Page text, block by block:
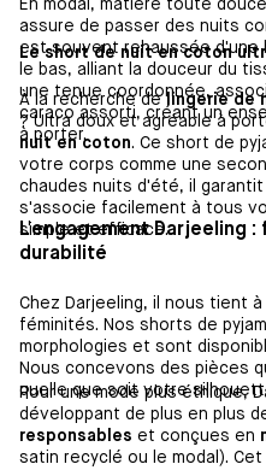
En modal, matière toute
assure de passer des nuits
est souvent rehaussée d'une
le bas, alliant la douceur du
une tenue coordonnée,
caraco assorti, créant un
à porter.
Le short de nuit en coton
À la recherche delingerie de
? Ultra doux et agréable à
nuit en coton. Ce short de
votre corps comme une
chaudes nuits d'été, il
s'associe facilement à tous
simple et efficace.
L'engagement Darjeeling
durabilité
Chez Darjeeling, il nous tient
féminités. Nos shorts de
morphologies et sont
Nous concevons des pièces
quelle que soit votre
Pour une mode plus éthique,
développant de plus en plus
responsables et conçues en
satin recyclé ou le modal).